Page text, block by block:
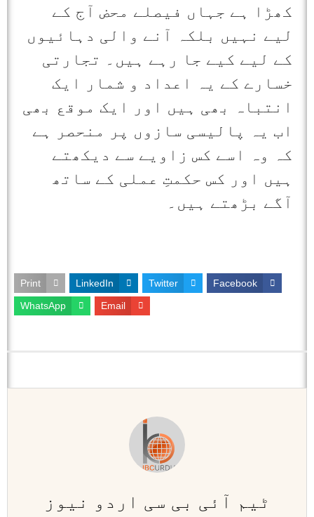
کھڑا ہے جہاں فیصلے محض آج کے
لیے نہیں بلکہ آنے والی دہائیوں
کے لیے کیے جا رہے ہیں۔ تجارتی
خسارے کے یہ اعداد و شمار ایک
انتباہ بھی ہیں اور ایک موقع بھی
اب یہ پالیسی سازوں پر منحصر ہے
کہ وہ اسے کس زاویے سے دیکھتے
ہیں اور کس حکمتِ عملی کے ساتھ
آگے بڑھتے ہیں۔
Facebook
Twitter
LinkedIn
Print
Email
WhatsApp
ٹیم آئی بی سی اردو نیوز